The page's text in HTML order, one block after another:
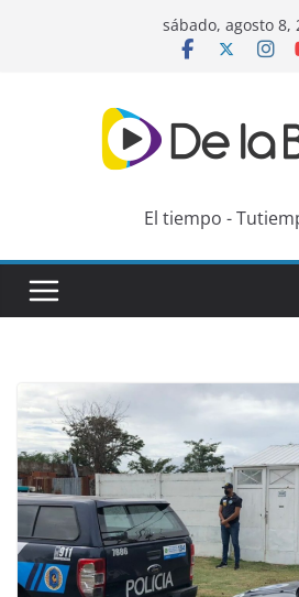
sábado, agosto 8,
El tiempo -